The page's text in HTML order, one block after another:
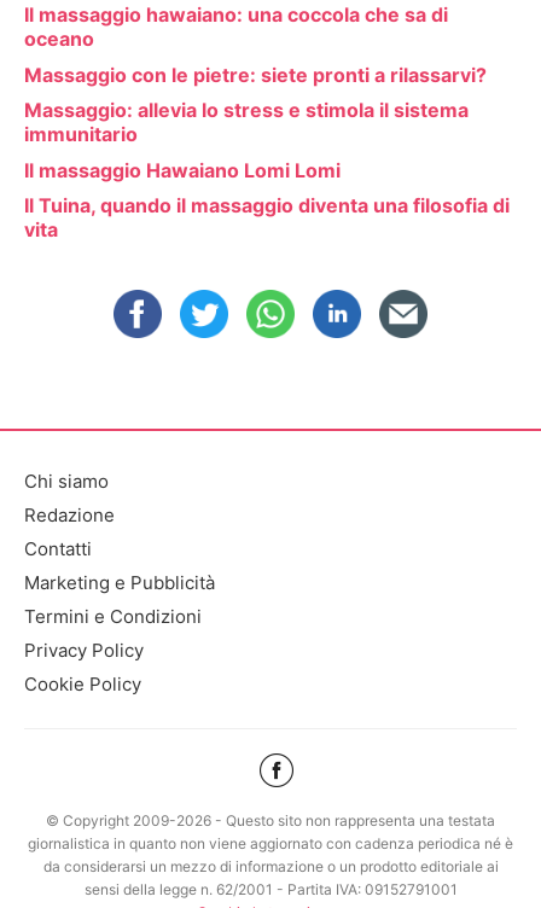
Il massaggio hawaiano: una coccola che sa di
oceano
Massaggio con le pietre: siete pronti a rilassarvi?
Massaggio: allevia lo stress e stimola il sistema
immunitario
Il massaggio Hawaiano Lomi Lomi
Il Tuina, quando il massaggio diventa una filosofia di
vita
Chi siamo
Redazione
Contatti
Marketing e Pubblicità
Termini e Condizioni
Privacy Policy
Cookie Policy
© Copyright 2009-2026 - Questo sito non rappresenta una testata
giornalistica in quanto non viene aggiornato con cadenza periodica né è
da considerarsi un mezzo di informazione o un prodotto editoriale ai
sensi della legge n. 62/2001 - Partita IVA: 09152791001